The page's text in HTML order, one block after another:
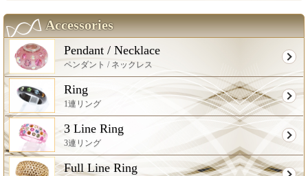
Accessories
Pendant / Necklace
ペンダント / ネックレス
Ring
1連リング
3 Line Ring
3連リング
Full Line Ring